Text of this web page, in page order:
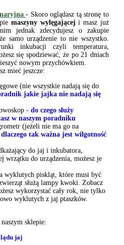
- Skoro oglądasz tą stronę to
maszyny wylęgającej i masz już
jednak zdecydujesz o zakupie
samo urządzenie to nie wszystko.
inkubacji czyli temperatura,
się spodziewać, że po 21 dniach
nowym przychówkiem.
mieć jeszcze:
(nie wszystkie nadają się do
jakie jajka nie nadają się
- do czego służy
w naszym poradniku
(jeżeli nie ma go na
dlaczego tak ważna jest wilgotność
do jaj i inkubatora,
wrzątku do urządzenia, możesz je
wyklutych piskląt, które musi być
służą lampy kwoki. Zobacz
wykorzystać cały rok, nie tylko
wyklutych z jaj ptaszków.
sklepie:
jaj